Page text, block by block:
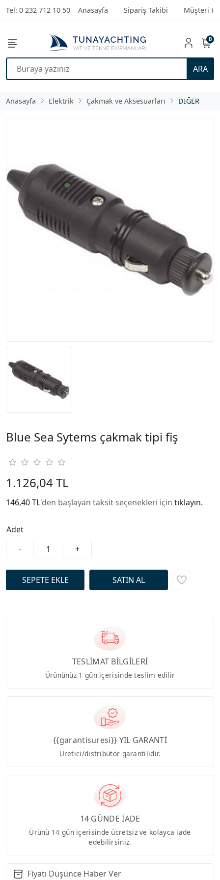
Tel: 0 232 712 10 50 Anasayfa Sipariş Takibi Müşteri
ARA
0
Anasayfa Elektrik Çakmak ve Aksesuarları DİĞER
Blue Sea Sytems çakmak tipi fiş
1.126,04 TL
146,40 TL'den başlayan taksit seçenekleri için tıklayın.
Adet
-
+
TESLİMAT BİLGİLERİ
Ürününüz 1 gün içerisinde teslim edilir
{{garantisuresi}} YIL GARANTİ
Üretici/distribütör garantilidir.
14 GÜNDE İADE
Ürünü 14 gün içerisinde ücretsiz ve kolayca iade
edebilirsiniz.
Fiyatı Düşünce Haber Ver